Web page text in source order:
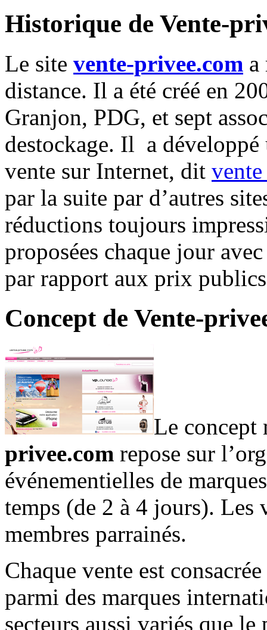
Historique de Vente-
Le site vente-privee.com a
distance. Il a été créé en
Granjon, PDG, et sept
destockage. Il a
vente sur Internet, dit
par la suite par d’autres
réductions toujours
proposées chaque jour
par rapport aux prix
Concept de Vente-
Le concept
privee.com repose sur
événementielles de
temps (de 2 à 4 jours). Les
membres parrainés.
Chaque vente est
parmi des marques
secteurs aussi variés que